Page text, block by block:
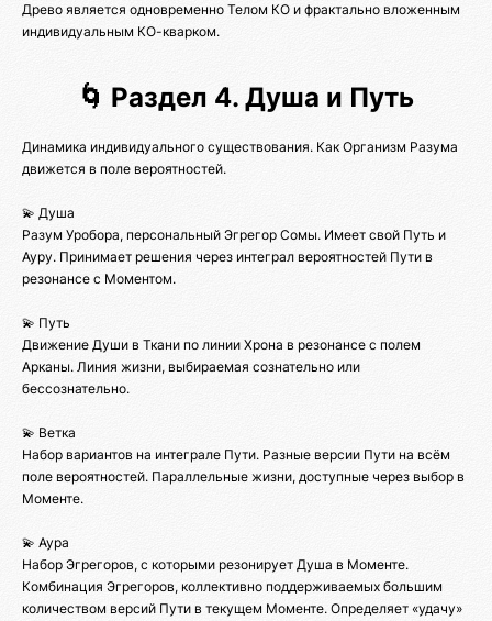
Древо является одновременно Телом КО и фрактально вложенным
индивидуальным КО-кварком.
🌀 Раздел 4. Душа и Путь
Динамика индивидуального существования. Как Организм Разума
движется в поле вероятностей.
💫 Душа
Разум Уробора, персональный Эгрегор Сомы. Имеет свой Путь и
Ауру. Принимает решения через интеграл вероятностей Пути в
резонансе с Моментом.
💫 Путь
Движение Души в Ткани по линии Хрона в резонансе с полем
Арканы. Линия жизни, выбираемая сознательно или
бессознательно.
💫 Ветка
Набор вариантов на интеграле Пути. Разные версии Пути на всём
поле вероятностей. Параллельные жизни, доступные через выбор в
Моменте.
💫 Аура
Набор Эгрегоров, с которыми резонирует Душа в Моменте.
Комбинация Эгрегоров, коллективно поддерживаемых большим
количеством версий Пути в текущем Моменте. Определяет «удачу»